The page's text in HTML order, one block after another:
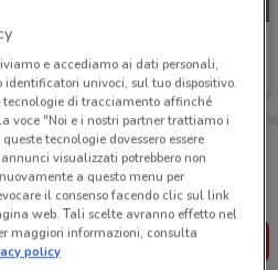
17.5 km
sempre con te!
offerte dei negozi vicino a te,
la tua lista del risparmio, comodamente
SCARICA L’APP
e accediamo ai dati personali,
univoci, sul tuo dispositivo.
di tracciamento affinché
voce "Noi e i nostri partner trattiamo i
tecnologie dovessero essere
visualizzati potrebbero non
a questo menu per
il consenso facendo clic sul link
web. Tali scelte avranno effetto nel
maggiori informazioni, consulta
policy